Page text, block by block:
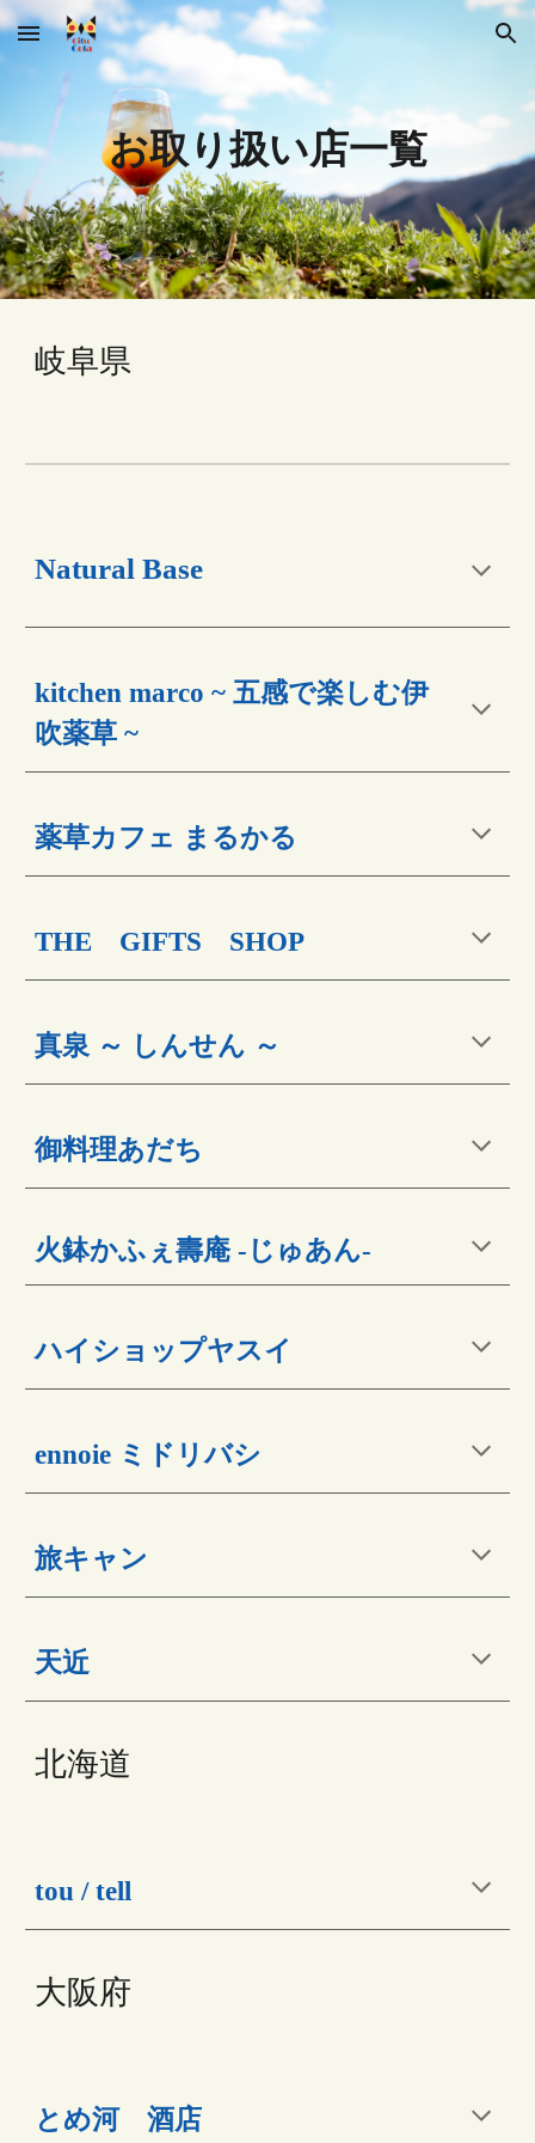
Skip to main content Skip to navigation
お取り扱い店一覧
岐阜県
Natural Base
kitchen marco ~ 五感で楽しむ伊
吹薬草 ~
薬草カフェ まるかる
THE　GIFTS　SHOP
真泉 ～ しんせん ～
御料理あだち
火鉢かふぇ壽庵 -じゅあん-
ハイショップヤスイ
ennoie ミドリバシ
旅キャン
天近
北海道
tou / tell
大阪府
とめ河　酒店